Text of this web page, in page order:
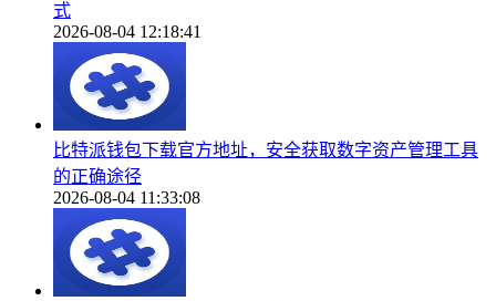
式
2026-08-04 12:18:41
比特派钱包下载官方地址，安全获取数字资产管理工具
的正确途径
2026-08-04 11:33:08